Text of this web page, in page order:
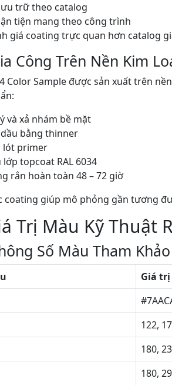
trữ theo catalog
tiện mang theo công trình
giá coating trực quan hơn catalog
Công Trên Nền Kim
Color Sample được sản xuất trên
và xả nhám bề mặt
dầu bằng thinner
lót primer
lớp topcoat RAL 6034
rắn hoàn toàn 48 – 72 giờ
coating giúp mô phỏng gần tương
Trị Màu Kỹ Thuật
Số Màu Tham Khảo
Giá trị
122,
180,
180,